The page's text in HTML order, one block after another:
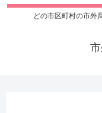
どの市区町村の市外